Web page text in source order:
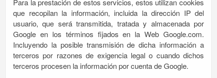
Para la prestación de estos servicios, estos utilizan cookies
que recopilan la información, incluida la dirección IP del
usuario, que será transmitida, tratada y almacenada por
Google en los términos fijados en la Web Google.com.
Incluyendo la posible transmisión de dicha información a
terceros por razones de exigencia legal o cuando dichos
terceros procesen la información por cuenta de Google.